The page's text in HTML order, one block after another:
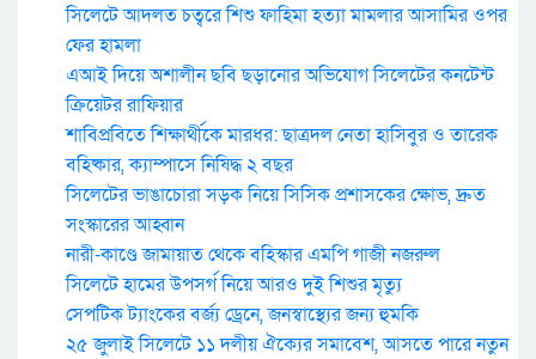
সিলেটে আদলত চত্বরে শিশু ফাহিমা হত্যা মামলার আসামির ওপর
ফের হামলা
এআই দিয়ে অশালীন ছবি ছড়ানোর অভিযোগ সিলেটের কনটেন্ট
ক্রিয়েটর রাফিয়ার
শাবিপ্রবিতে শিক্ষার্থীকে মারধর: ছাত্রদল নেতা হাসিবুর ও তারেক
বহিষ্কার, ক্যাম্পাসে নিষিদ্ধ ২ বছর
সিলেটের ভাঙাচোরা সড়ক নিয়ে সিসিক প্রশাসকের ক্ষোভ, দ্রুত
সংস্কারের আহ্বান
নারী-কাণ্ডে জামায়াত থেকে বহিস্কার এমপি গাজী নজরুল
সিলেটে হামের উপসর্গ নিয়ে আরও দুই শিশুর মৃত্যু
সেপটিক ট্যাংকের বর্জ্য ড্রেনে, জনস্বাস্থ্যের জন্য হুমকি
২৫ জুলাই সিলেটে ১১ দলীয় ঐক্যের সমাবেশ, আসতে পারে নতুন